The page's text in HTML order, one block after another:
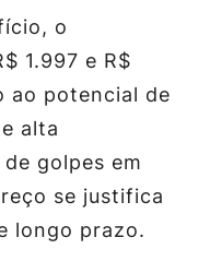
o
1.997 e R$
ao potencial de
alta
golpes em
se justifica
longo prazo.